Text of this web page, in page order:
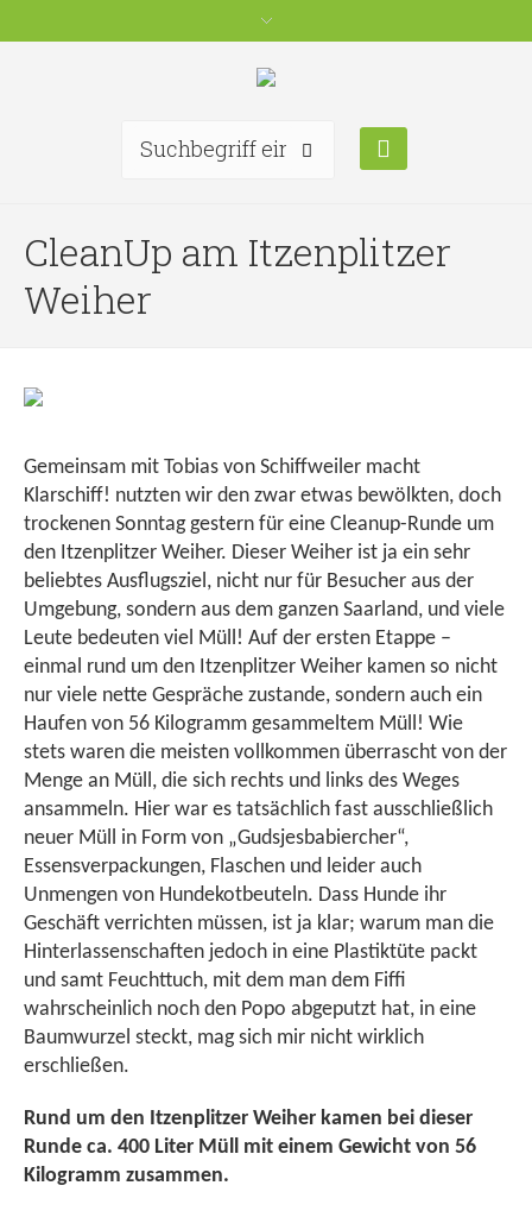
CleanUp am Itzenplitzer
Weiher
Gemeinsam mit Tobias von Schiffweiler macht
Klarschiff! nutzten wir den zwar etwas bewölkten, doch
trockenen Sonntag gestern für eine Cleanup-Runde um
den Itzenplitzer Weiher. Dieser Weiher ist ja ein sehr
beliebtes Ausflugsziel, nicht nur für Besucher aus der
Umgebung, sondern aus dem ganzen Saarland, und viele
Leute bedeuten viel Müll! Auf der ersten Etappe –
einmal rund um den Itzenplitzer Weiher kamen so nicht
nur viele nette Gespräche zustande, sondern auch ein
Haufen von 56 Kilogramm gesammeltem Müll! Wie
stets waren die meisten vollkommen überrascht von der
Menge an Müll, die sich rechts und links des Weges
ansammeln. Hier war es tatsächlich fast ausschließlich
neuer Müll in Form von „Gudsjesbabiercher“,
Essensverpackungen, Flaschen und leider auch
Unmengen von Hundekotbeuteln. Dass Hunde ihr
Geschäft verrichten müssen, ist ja klar; warum man die
Hinterlassenschaften jedoch in eine Plastiktüte packt
und samt Feuchttuch, mit dem man dem Fiffi
wahrscheinlich noch den Popo abgeputzt hat, in eine
Baumwurzel steckt, mag sich mir nicht wirklich
erschließen.
Rund um den Itzenplitzer Weiher kamen bei dieser
Runde ca. 400 Liter Müll mit einem Gewicht von 56
Kilogramm zusammen.